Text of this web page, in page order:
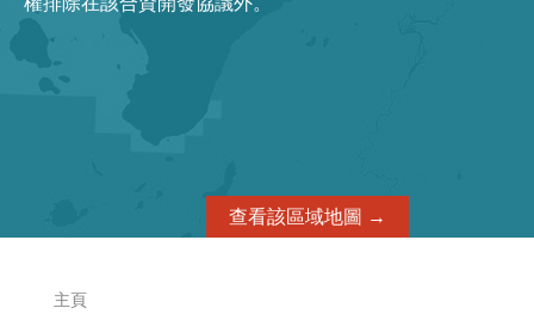
查看該區域地圖 →
主頁